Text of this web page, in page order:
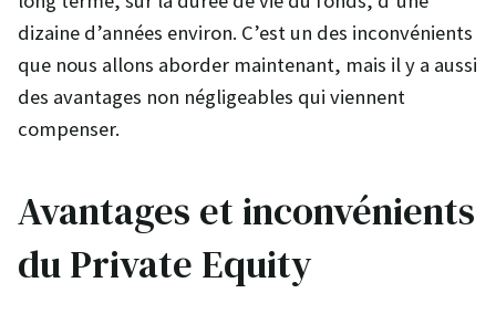
dizaine d’années environ. C’est un des inconvénients
que nous allons aborder maintenant, mais il y a aussi
des avantages non négligeables qui viennent
compenser.
Avantages et inconvénients
du Private Equity